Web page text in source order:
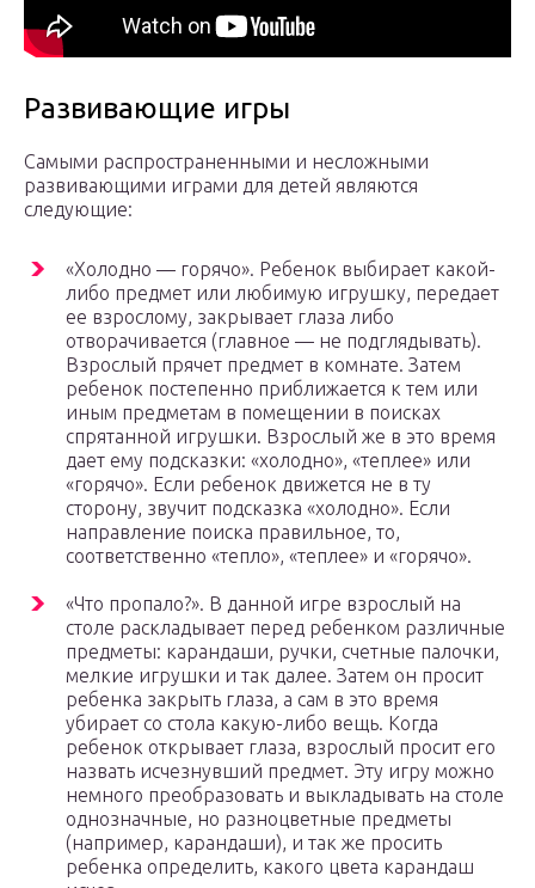
Развивающие игры
Самыми распространенными и несложными
развивающими играми для детей являются
следующие:
«Холодно — горячо». Ребенок выбирает какой-
либо предмет или любимую игрушку, передает
ее взрослому, закрывает глаза либо
отворачивается (главное — не подглядывать).
Взрослый прячет предмет в комнате. Затем
ребенок постепенно приближается к тем или
иным предметам в помещении в поисках
спрятанной игрушки. Взрослый же в это время
дает ему подсказки: «холодно», «теплее» или
«горячо». Если ребенок движется не в ту
сторону, звучит подсказка «холодно». Если
направление поиска правильное, то,
соответственно «тепло», «теплее» и «горячо».
«Что пропало?». В данной игре взрослый на
столе раскладывает перед ребенком различные
предметы: карандаши, ручки, счетные палочки,
мелкие игрушки и так далее. Затем он просит
ребенка закрыть глаза, а сам в это время
убирает со стола какую-либо вещь. Когда
ребенок открывает глаза, взрослый просит его
назвать исчезнувший предмет. Эту игру можно
немного преобразовать и выкладывать на столе
однозначные, но разноцветные предметы
(например, карандаши), и так же просить
ребенка определить, какого цвета карандаш